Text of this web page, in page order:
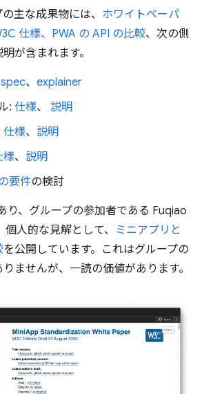
主な成果物には、 ホワイトペーパ
仕様、PWA の API の比較、次の側
が含まれます。
spec、 explainer
: 仕様、 説明
仕様、 説明
様、 説明
要件の検討
り、グループの参加者である Fuqiao
人的な見解として、 ミニアプリと
を公開しています。これはグループの
ませんが、一読の価値があります。